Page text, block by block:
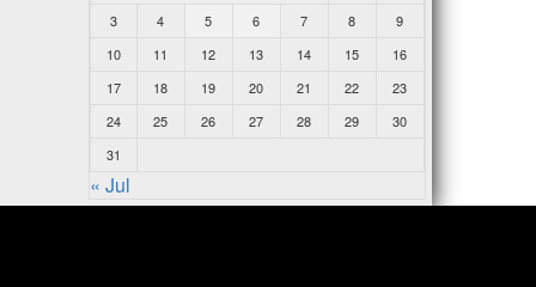
3
4 5 6 7 8
9
10
11 12 13 14 15
16
17
18 19 20 21 22
23
24
25 26 27 28 29
30
31
« Jul